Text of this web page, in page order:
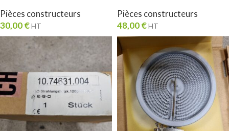
Pièces constructeurs
30,00€HT
Pièces constructeurs
48,00€HT